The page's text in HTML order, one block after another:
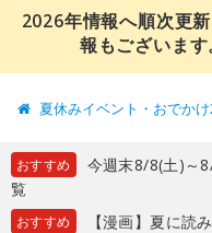
2026年情報へ順次更
報もございます
夏休みイベント・おでか
おすすめ
今週末8/8(土)～
覧
おすすめ 【漫画】夏に読